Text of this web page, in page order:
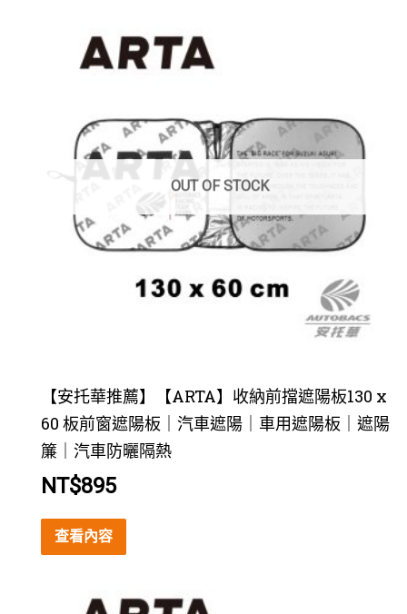
OUT OF STOCK
【安托華推薦】【ARTA】收納前擋遮陽板130 x
60 板前窗遮陽板｜汽車遮陽｜車用遮陽板｜遮陽
簾｜汽車防曬隔熱
NT$895
查看內容